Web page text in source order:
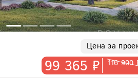
Цена за
99 365 ₽ 116 900